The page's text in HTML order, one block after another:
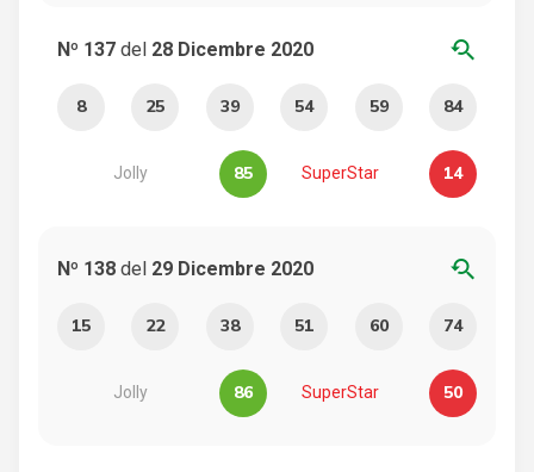
Nº 137 del 28 Dicembre 2020 youtube_searched_for
8 25 39 54 59 84
Jolly 85 SuperStar 14
Nº 138 del 29 Dicembre 2020 youtube_searched_for
15 22 38 51 60 74
Jolly 86 SuperStar 50